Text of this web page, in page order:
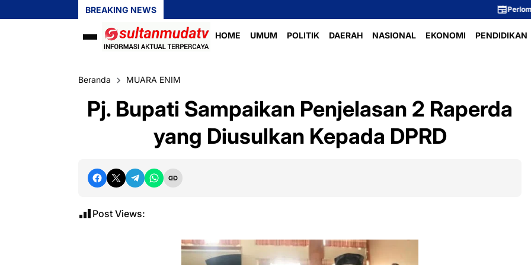
BREAKING NEWS Perlombaan Voli Ibu-
HOME UMUM POLITIK DAERAH NASIONAL EKONOMI PENDIDIKAN
Beranda MUARA ENIM
Pj. Bupati Sampaikan Penjelasan 2 Raperda
yang Diusulkan Kepada DPRD
Post Views: